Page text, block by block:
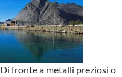
fronte a metalli preziosi o